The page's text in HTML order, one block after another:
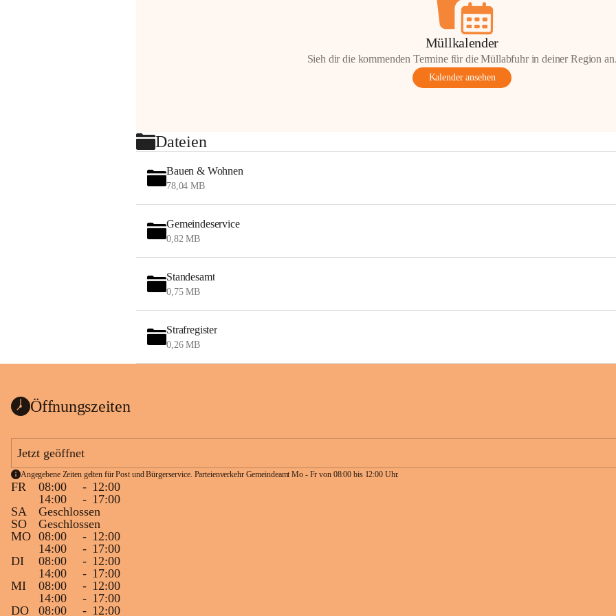
Müllkalender
Sieh dir die kommenden Termine für die Müllabfuhr in deiner Region
Kalender ansehen
Dateien
Bauen & Wohnen
78,04 MB
Gemeindeservice
0,82 MB
Standesamt
0,75 MB
Strafregister
0,26 MB
Öffnungszeiten
Jetzt geöffnet
Angegebene Zeiten gelten für Post und Bürgerservice. Parteienverkehr Gemeindeamt Mo - Fr von 08:00 bis 12:00 Uhr.
FR 08:00 - 12:00
14:00
- 17:00
SA
Geschlossen
SO
Geschlossen
MO 08:00 - 12:00
14:00
- 17:00
DI
08:00 - 12:00
14:00
- 17:00
MI
08:00 - 12:00
14:00
- 17:00
DO
08:00 - 12:00